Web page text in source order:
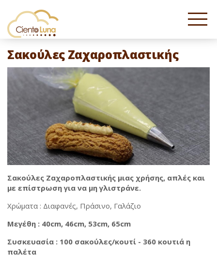
Σακούλες Ζαχαροπλαστικής
Σακούλες Ζαχαροπλαστικής μιας χρήσης, απλές και
με επίστρωση για να μη γλιστράνε.
Χρώματα : Διαφανές, Πράσινο, Γαλάζιο
Μεγέθη : 40cm, 46cm, 53cm, 65cm
Συσκευασία : 100 σακούλες/κουτί - 360 κουτιά η
παλέτα